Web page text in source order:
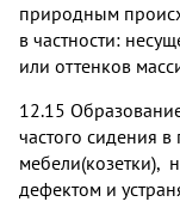
природным
в частности:
или оттенков
12.15
частого сидения в
мебели(козетки),
дефектом и